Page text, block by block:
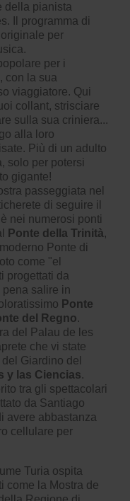
della pianista
Il programma di
per
per i
, con la sua
viaggiatore. Qui
collant, strisciare
sulla sua criniera...
alla loro
Più di un adulto
solo per potersi
gigante!
passeggiata nel
di seguire il
nei numerosi ponti
Ponte della Trinità,
Ponte di
come "el
progettati da
salire in
Ponte
del Regno.
del Palau de les
che vi state
Giardino del
y las Ciencias.
tra gli spettacolari
da Santiago
avere abbastanza
cellulare per
Turia ospita
come la Mostra de